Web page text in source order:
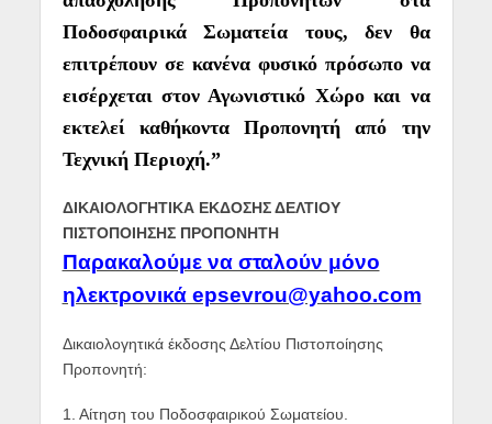
Ποδοσφαιρικά Σωματεία τους, δεν θα
επιτρέπουν σε κανένα φυσικό πρόσωπο να
εισέρχεται στον Αγωνιστικό Χώρο και να
εκτελεί καθήκοντα Προπονητή από την
Τεχνική Περιοχή.”
ΔΙΚΑΙΟΛΟΓΗΤΙΚΑ ΕΚΔΟΣΗΣ ΔΕΛΤΙΟΥ
ΠΙΣΤΟΠΟΙΗΣΗΣ ΠΡΟΠΟΝΗΤΗ
Παρακαλούμε να σταλούν μόνο
ηλεκτρονικά epsevrou@yahoo.com
Δικαιολογητικά έκδοσης Δελτίου Πιστοποίησης
Προπονητή:
1. Αίτηση του Ποδοσφαιρικού Σωματείου.